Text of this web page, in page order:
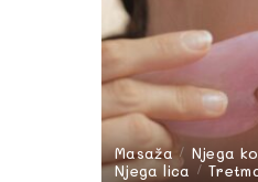
Masaža
Njega
Njega lica